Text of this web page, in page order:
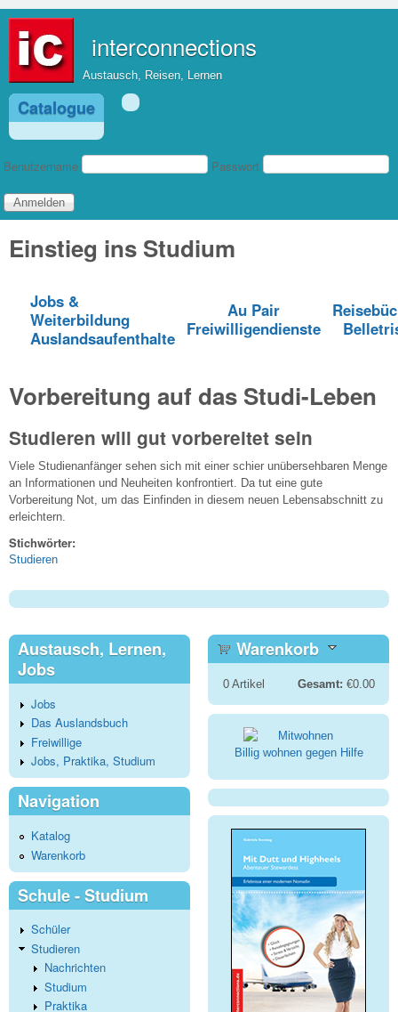
interconnections
Austausch, Reisen, Lernen
Catalogue
Benutzeranmeldung
Benutzername Passwort
Einstieg ins Studium
Jobs &
Weiterbildung
Auslandsaufenthalte
Au Pair
Freiwilligendienste
Vorbereitung auf das Studi-Leben
Studieren will gut vorbereitet sein
Viele Studienanfänger sehen sich mit einer schier unübersehbaren Menge
an Informationen und Neuheiten konfrontiert. Da tut eine gute
Vorbereitung Not, um das Einfinden in diesem neuen Lebensabschnitt zu
erleichtern.
Stichwörter:
Studieren
Austausch, Lernen,
Jobs
Jobs
Das Auslandsbuch
Freiwillige
Jobs, Praktika, Studium
Navigation
Katalog
Warenkorb
Schule - Studium
Schüler
Studieren
Nachrichten
Studium
Praktika
Warenkorb
0Artikel Gesamt: €0.00
Billig wohnen gegen Hilfe